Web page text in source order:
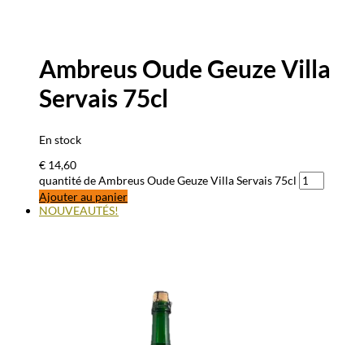
Ambreus Oude Geuze Villa
Servais 75cl
En stock
€ 14,60
quantité de Ambreus Oude Geuze Villa Servais 75cl
Ajouter au panier
NOUVEAUTÉS!